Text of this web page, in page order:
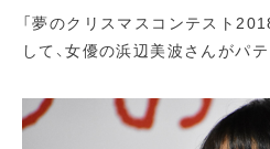
「夢のクリスマスコンテスト
して、女優の浜辺美波さんがパ